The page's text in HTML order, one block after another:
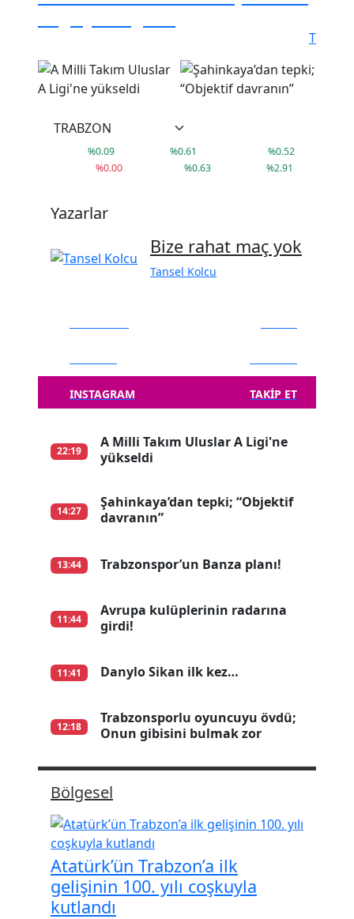
T
%0.09 %0.61 %0.52
%0.00 %0.63 %2.91
Yazarlar
Bize rahat maç yok
Tansel Kolcu
INSTAGRAM TAKIP ET
22:19
A Milli Takım Uluslar A Ligi'ne
yükseldi
14:27
Şahinkaya’dan tepki; “Objektif
davranın”
13:44 Trabzonspor’un Banza planı!
11:44
Avrupa kulüplerinin radarına
girdi!
11:41 Danylo Sikan ilk kez…
12:18
Trabzonsporlu oyuncuyu övdü;
Onun gibisini bulmak zor
Bölgesel
Atatürk’ün Trabzon’a ilk
gelişinin 100. yılı coşkuyla
kutlandı